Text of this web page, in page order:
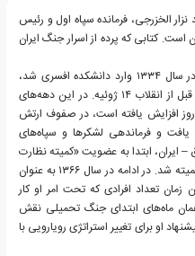
الخزرجی، فرمانده سپاه اول و رئیس
کتابی که پرده از اسرار جنگ ایران
نزار الخزرجی در سال ۱۳۱۷ به دنیا آمد. او در سال ۱۳۳۴ وارد دانشکده افسری شد،
یعنی در زمان حکومت پادشاهی و سه سال قبل از انقلاب ۱۴ ژوئیه. در این دهه‌های
افزایش یافته است، در صفوف ارتش
و فرماندهی لشکرها و سپاه‌های
ایران، ابتدا به عضویت «کمیته نظارت
بر جنگ» درآمد و پس از چندی رئیس این کمیته شد. در ادامه در سال ۱۳۶۶ به عنوان
تعداد افرادی که تحت امر او کار
ماه‌های ابتدای جنگ تحمیلی نقش
او برای تغییر استراتژی رویارویی با